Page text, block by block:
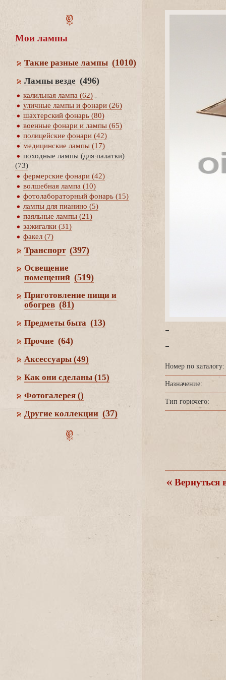
Мои лампы
Такие разные лампы (1010)
Лампы везде (496)
калильная лампа (62)
уличные лампы и фонари (26)
шахтерский фонарь (80)
оенные фонари и лампы (65)
полицейские фонари (42)
медицинские лампы (17)
походные лампы (для палатки)
(73)
фермерские фонари (42)
олшебная лампа (10)
фотолабораторный фонарь (15)
лампы для пианино (5)
паяльные лампы (21)
зажигалки (31)
факел (7)
Транспорт (397)
Освещение
помещений (519)
Приготовление пищи и
обогре (81)
Предметы быта (13)
Прочие (64)
Аксессуары (49)
Как они сделаны (15)
Фотогалерея ()
Другие коллекции (37)
-
-
Номер по каталогу:
Назначение:
Тип горючего:
ернуться